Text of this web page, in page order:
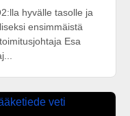
hyvälle tasolle ja
ensimmäistä
Esa